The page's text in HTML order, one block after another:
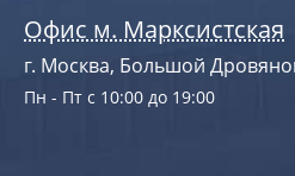
Офис м. Марксистская
г. Москва, Большой
Пн - Пт с 10:00 до 19:00